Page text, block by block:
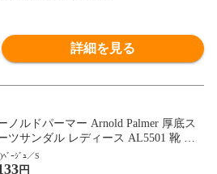
詳細を見る
ノルドパーマー Arnold Palmer 厚底ス
ツサンダル レディース AL5501 靴 シ
ズ ストラップ ベルクロ キャンプ レジ
通勤 通学 デイリー トラベル 女性 フ
ﾍﾞｰｼﾞｭ／S
円